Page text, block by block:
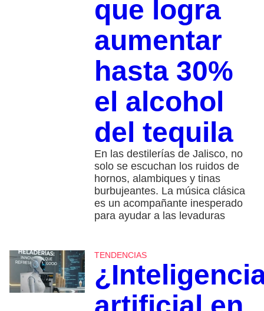
que logra
aumentar
hasta 30%
el alcohol
del tequila
En las destilerías de Jalisco, no
solo se escuchan los ruidos de
hornos, alambiques y tinas
burbujeantes. La música clásica
es un acompañante inesperado
para ayudar a las levaduras
TENDENCIAS